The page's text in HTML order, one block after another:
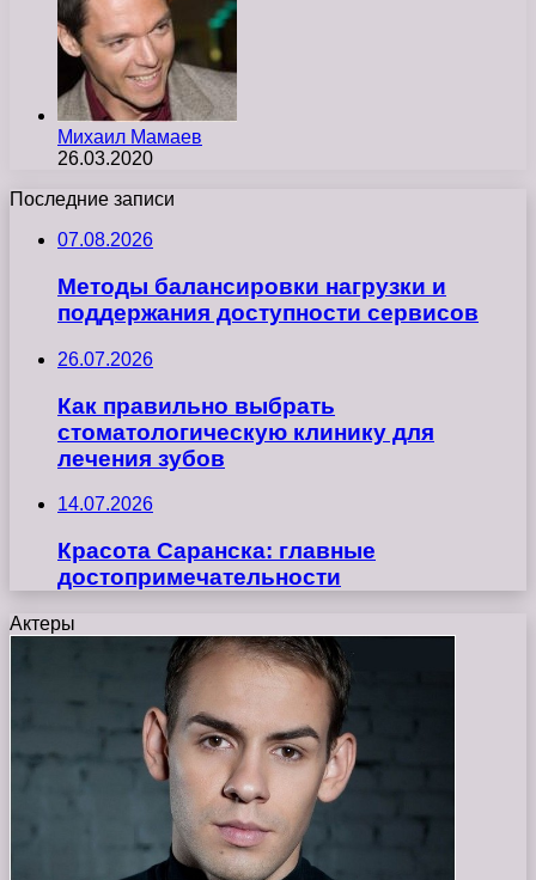
Михаил Мамаев
26.03.2020
Последние записи
07.08.2026
Методы балансировки нагрузки и
поддержания доступности сервисов
26.07.2026
Как правильно выбрать
стоматологическую клинику для
лечения зубов
14.07.2026
Красота Саранска: главные
достопримечательности
Актеры